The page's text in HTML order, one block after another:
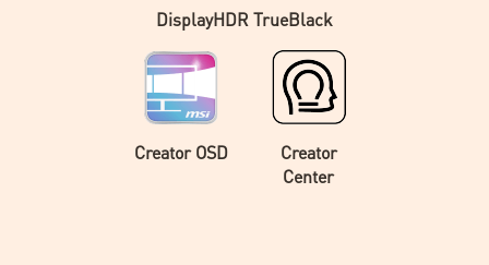
DisplayHDR TrueBlack
Creator OSD
Creator
Center